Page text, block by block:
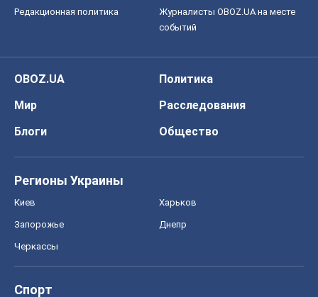
Редакционная политика
Журналисты OBOZ.UA на месте
событий
OBOZ.UA
Политика
Мир
Расследования
Блоги
Общество
Регионы Украины
Киев Харьков
Запорожье Днепр
Черкассы
Спорт